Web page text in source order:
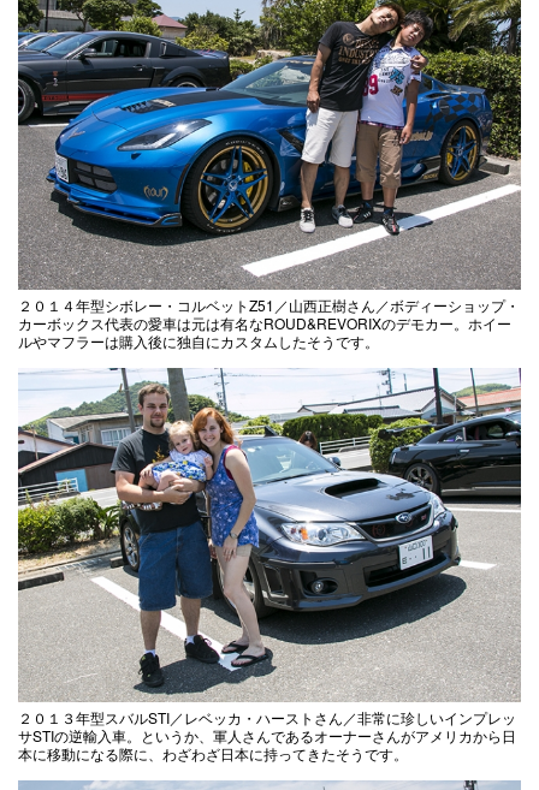
２０１４年型シボレー・コルベットZ51／山西正樹さん／ボディーショップ・
カーボックス代表の愛車は元は有名なROUD&REVORIXのデモカー。ホイー
ルやマフラーは購入後に独自にカスタムしたそうです。
２０１３年型スバルSTI／レベッカ・ハーストさん／非常に珍しいインプレッ
サSTIの逆輸入車。というか、軍人さんであるオーナーさんがアメリカから日
本に移動になる際に、わざわざ日本に持ってきたそうです。